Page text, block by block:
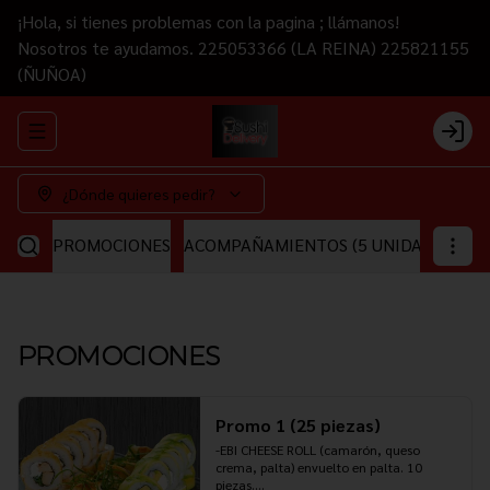
¡Hola, si tienes problemas con la pagina ; llámanos!
Nosotros te ayudamos. 225053366 (LA REINA) 225821155
(ÑUÑOA)
Abrir menu de navegación Login
¿Dónde quieres pedir?
PROMOCIONES ACOMPAÑAMIENTOS (5 UNIDADES)
PROMOCIONES
Promo 1 (25 piezas)
-EBI CHEESE ROLL (camarón, queso
crema, palta) envuelto en palta. 10
piezas.